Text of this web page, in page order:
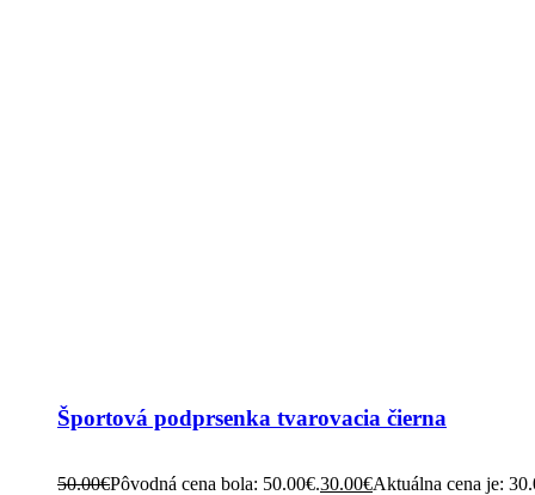
Športová podprsenka tvarovacia čierna
50.00€Pôvodná cena bola: 50.00€.30.00€Aktuálna cena je: